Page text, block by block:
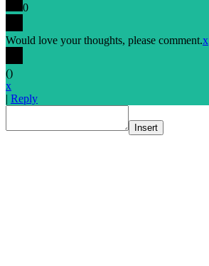
0
Would love your thoughts, please comment.x
()
x
| Reply
Insert